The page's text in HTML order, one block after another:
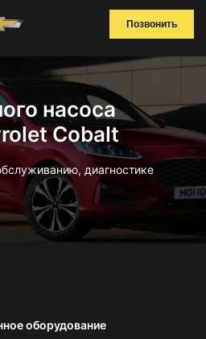
Позвонить
насоса
Cobalt
диагностике
оборудование